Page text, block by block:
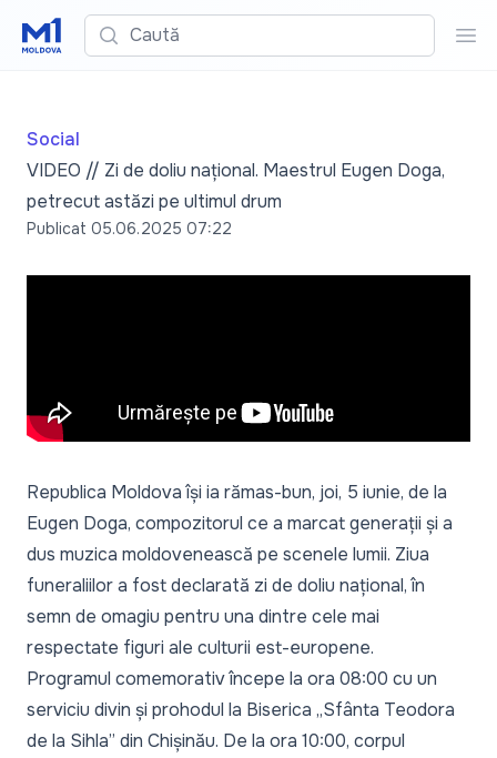
Caută
Social
VIDEO // Zi de doliu național. Maestrul Eugen Doga,
petrecut astăzi pe ultimul drum
Publicat 05.06.2025 07:22
Republica Moldova își ia rămas-bun, joi, 5 iunie, de la
Eugen Doga, compozitorul ce a marcat generații și a
dus muzica moldovenească pe scenele lumii. Ziua
funeraliilor a fost declarată zi de doliu național, în
semn de omagiu pentru una dintre cele mai
respectate figuri ale culturii est-europene.
Programul comemorativ începe la ora 08:00 cu un
serviciu divin și prohodul la Biserica „Sfânta Teodora
de la Sihla” din Chișinău. De la ora 10:00, corpul